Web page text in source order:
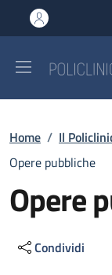
al contenuto
to footer content
Briciole
Home / Il
Opere pubbliche
Opere
Condividi